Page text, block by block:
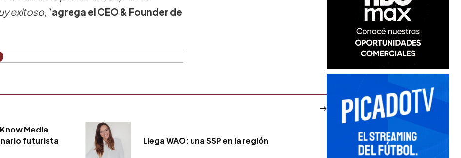
exitoso,"agrega el CEO & Founder de
Media
futurista
Llega WAO: una SSP en la región